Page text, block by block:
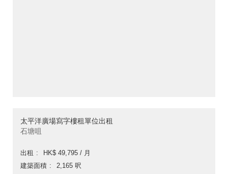
太平洋廣場寫字樓租單位出租
石塘咀
出租
HK$ 49,795 / 月
建築面積
2,165 呎